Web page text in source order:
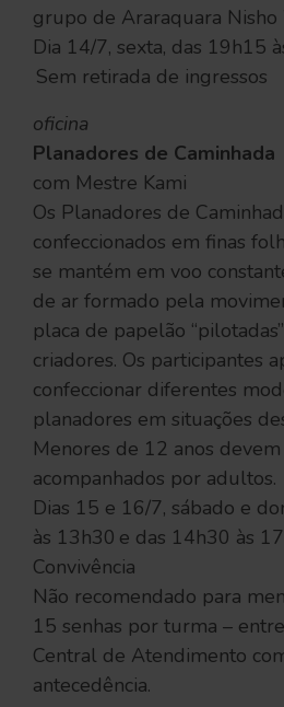
grupo de Araraquara Nisho
Dia 14/7, sexta, das 19h15
Sem retirada de ingressos
oficina
Planadores de Caminhada
com Mestre Kami
Os Planadores de
confeccionados em finas
se mantém em voo
de ar formado pela
placa de papelão
criadores. Os participantes
confeccionar diferentes
planadores em situações
Menores de 12 anos
acompanhados por adultos.
Dias 15 e 16/7, sábado e
às 13h30 e das 14h30 às
Convivência
Não recomendado para
15 senhas por turma –
Central de Atendimento
antecedência.